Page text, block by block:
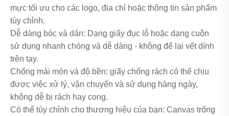
mực tối ưu cho các logo, địa chỉ hoặc thông tin sản phẩm
tùy chỉnh.
Dễ dàng bóc và dán: Dạng giấy đục lỗ hoặc dạng cuộn
sử dụng nhanh chóng và dễ dàng - không để lại vết dính
trên tay.
Chống mài mòn và độ bền: giấy chống rách có thể chịu
được việc xử lý, vận chuyển và sử dụng hàng ngày,
không dễ bị rách hay cong.
Có thể tùy chỉnh cho thương hiệu của bạn: Canvas trống